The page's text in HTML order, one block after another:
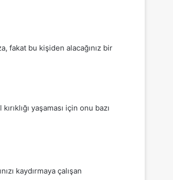
fakat bu kişiden alacağınız bir
yaşaması için onu bazı
kaydırmaya çalışan